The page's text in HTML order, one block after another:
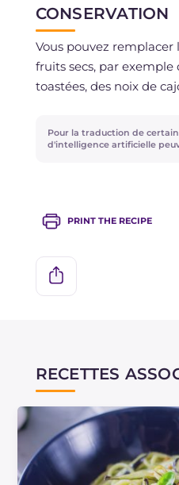
Vous pouvez préparer
au basilic à l'avance et
réfrigérateur.
CONSERVATION
Vous pouvez
fruits secs, par
toastées, des noix de
complètement les fruits
remplacer la touche
Pour la traduction de
d'intelligence artificielle
PRINT THE RECIPE
RECETTES